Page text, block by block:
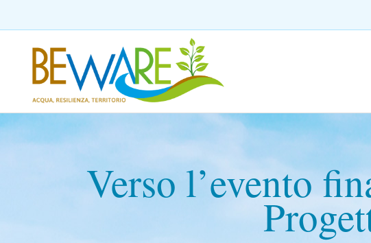
Verso l’evento